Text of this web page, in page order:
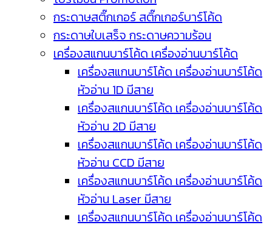
กระดาษสติ๊กเกอร์ สติ๊กเกอร์บาร์โค้ด
กระดาษใบเสร็จ กระดาษความร้อน
เครื่องสแกนบาร์โค้ด เครื่องอ่านบาร์โค้ด
เครื่องสแกนบาร์โค้ด เครื่องอ่านบาร์โค้ด
หัวอ่าน 1D มีสาย
เครื่องสแกนบาร์โค้ด เครื่องอ่านบาร์โค้ด
หัวอ่าน 2D มีสาย
เครื่องสแกนบาร์โค้ด เครื่องอ่านบาร์โค้ด
หัวอ่าน CCD มีสาย
เครื่องสแกนบาร์โค้ด เครื่องอ่านบาร์โค้ด
หัวอ่าน Laser มีสาย
เครื่องสแกนบาร์โค้ด เครื่องอ่านบาร์โค้ด